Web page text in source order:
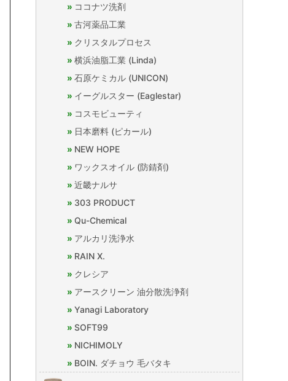
ココナツ洗剤
古河薬品工業
クリスタルプロセス
横浜油脂工業 (Linda)
石原ケミカル (UNICON)
イーグルスター (Eaglestar)
コスモビューティ
日本磨料 (ピカール)
NEW HOPE
ワックスオイル (防錆剤)
近畿ナルサ
303 PRODUCT
Qu-Chemical
アルカリ洗浄水
RAIN X.
クレシア
アースクリーン 油分散洗浄剤
Yanagi Laboratory
SOFT99
NICHIMOLY
BOIN. ダチョウ 毛バタキ